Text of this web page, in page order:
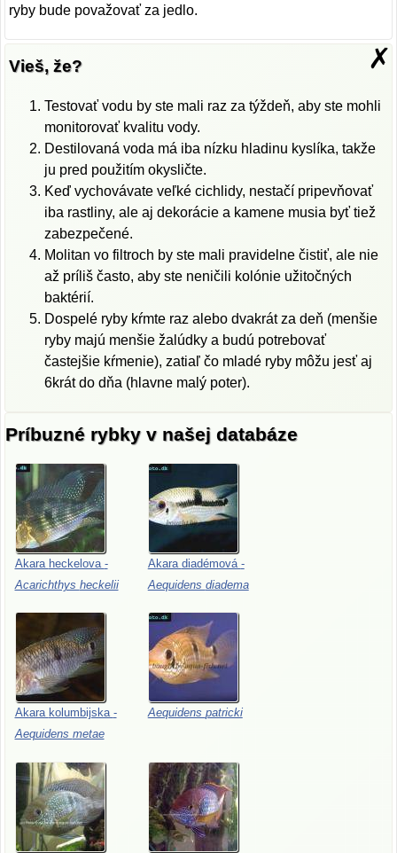
ryby bude považovať za jedlo.
✗
Vieš, že?
Testovať vodu by ste mali raz za týždeň, aby ste mohli
monitorovať kvalitu vody.
Destilovaná voda má iba nízku hladinu kyslíka, takže
ju pred použitím okysličte.
Keď vychovávate veľké cichlidy, nestačí pripevňovať
iba rastliny, ale aj dekorácie a kamene musia byť tiež
zabezpečené.
Molitan vo filtroch by ste mali pravidelne čistiť, ale nie
až príliš často, aby ste neničili kolónie užitočných
baktérií.
Dospelé ryby kŕmte raz alebo dvakrát za deň (menšie
ryby majú menšie žalúdky a budú potrebovať
častejšie kŕmenie), zatiaľ čo mladé ryby môžu jesť aj
6krát do dňa (hlavne malý poter).
Príbuzné rybky v našej databáze
Akara heckelova -
Acarichthys heckelii
Akara diadémová -
Aequidens diadema
Akara kolumbijska -
Aequidens metae
Aequidens patricki